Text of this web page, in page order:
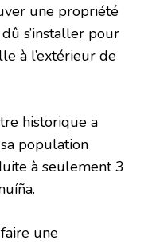
une propriété
s’installer pour
à l’extérieur de
historique a
population
à seulement 3
une